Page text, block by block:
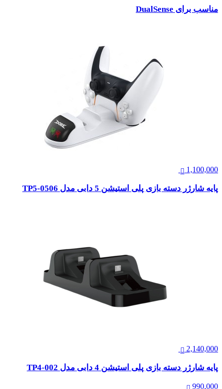
مناسب برای DualSense
1,100,000
پایه شارژر دسته بازی پلی استیشن 5 دابی مدل TP5-0506
2,140,000
پایه شارژر دسته بازی پلی استیشن 4 دابی مدل TP4-002
990,000